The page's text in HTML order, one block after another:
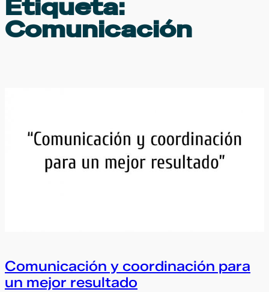
Etiqueta:
Comunicación
Comunicación y coordinación para
un mejor resultado